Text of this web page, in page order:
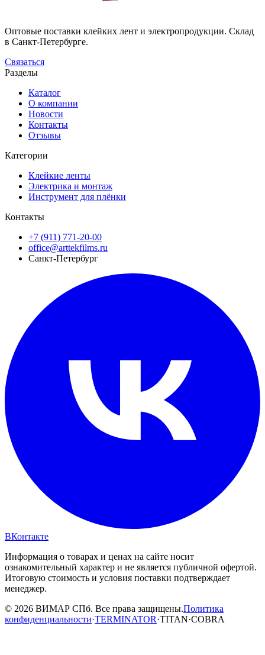
Оптовые поставки клейких лент и электропродукции. Склад
в Санкт-Петербурге.
Связаться
Разделы
Каталог
О компании
Новости
Контакты
Отзывы
Категории
Клейкие ленты
Электрика и монтаж
Инструмент для плёнки
Контакты
+7 (911) 771-20-00
office@arttekfilms.ru
Санкт-Петербург
ВКонтакте
Информация о товарах и ценах на сайте носит
ознакомительный характер и не является публичной офертой.
Итоговую стоимость и условия поставки подтверждает
менеджер.
© 2026 ВИМАР СПб. Все права защищены.Политика
конфиденциальности·TERMINATOR·TITAN·COBRA